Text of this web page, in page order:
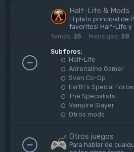
Half-Life & Mods
El plato principal de
favoritos! Half-Life y
Temas: 25 Mensajes: 28
Subforos:
Half-Life
Adrenaline Gamer
Sven Co-Op
Earth's Special
The Specialists
Vampire Slayer
Otros mods
Otros juegos
Para hablar de